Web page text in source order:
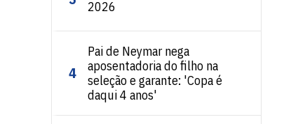
2026
4
Pai de Neymar nega
aposentadoria do filho na
seleção e garante: 'Copa é
daqui 4 anos'